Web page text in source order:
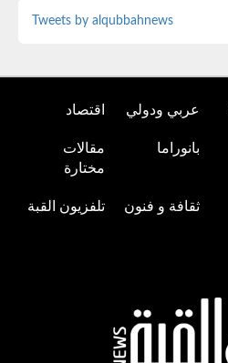
Tweets by alqubbahnews
عربي ودولي اقتصاد
بانوراما
مقالات
مختارة
ثقافة و فنون تلفزيون القبة